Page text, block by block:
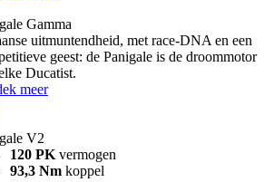
Gamma
uitmuntendheid, met race-DNA en een
geest: de Panigale is de droommotor
Ducatist.
meer
V2
120 PK vermogen
93,3 Nm koppel